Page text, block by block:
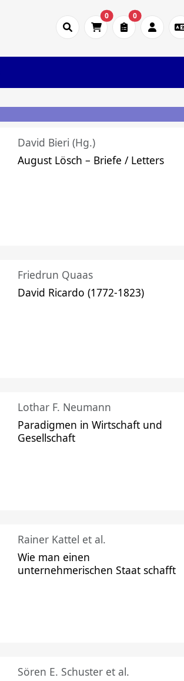
0 0
David Bieri (Hg.)
August Lösch – Briefe / Letters
Friedrun Quaas
David Ricardo (1772-1823)
Lothar F. Neumann
Paradigmen in Wirtschaft und
Gesellschaft
Rainer Kattel et al.
Wie man einen
unternehmerischen Staat schafft
Sören E. Schuster et al.